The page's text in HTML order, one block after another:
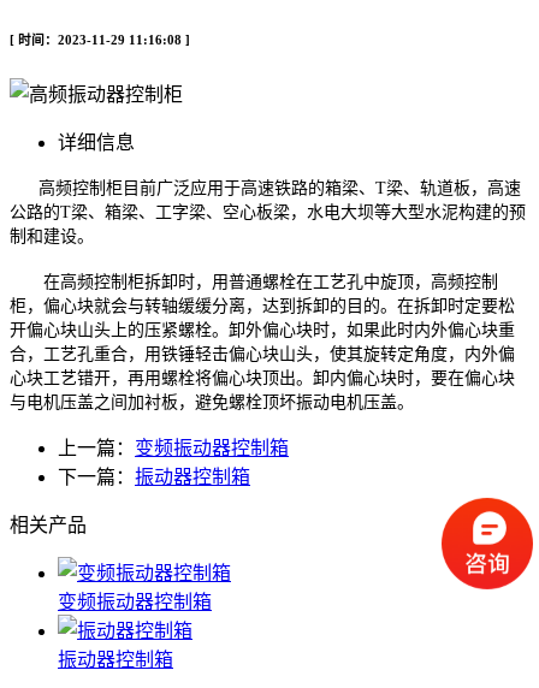
[ 时间：2023-11-29 11:16:08 ]
详细信息
高频控制柜目前广泛应用于高速铁路的箱梁、T梁、轨道板，高速
公路的T梁、箱梁、工字梁、空心板梁，水电大坝等大型水泥构建的预
制和建设。
在高频控制柜拆卸时，用普通螺栓在工艺孔中旋顶，高频控制
柜，偏心块就会与转轴缓缓分离，达到拆卸的目的。在拆卸时定要松
开偏心块山头上的压紧螺栓。卸外偏心块时，如果此时内外偏心块重
合，工艺孔重合，用铁锤轻击偏心块山头，使其旋转定角度，内外偏
心块工艺错开，再用螺栓将偏心块顶出。卸内偏心块时，要在偏心块
与电机压盖之间加衬板，避免螺栓顶坏振动电机压盖。
上一篇： 变频振动器控制箱
下一篇： 振动器控制箱
相关产品
变频振动器控制箱
振动器控制箱